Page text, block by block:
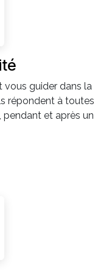
vous guider dans la
répondent à toutes
et après un